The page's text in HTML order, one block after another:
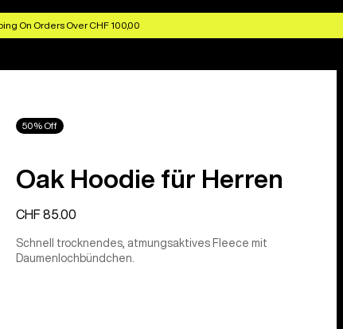
On Orders Over CHF 100,00
50% Off
Oak Hoodie für Herren
CHF 85.00
Schnell trocknendes, atmungsaktives Fleece mit
Daumenlochbündchen.